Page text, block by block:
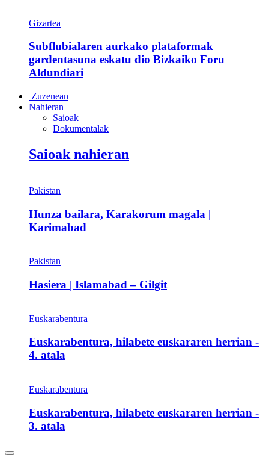
Gizartea
Subflubialaren aurkako plataformak
gardentasuna eskatu dio Bizkaiko Foru
Aldundiari
Zuzenean
Nahieran
Saioak
Dokumentalak
Saioak nahieran
Pakistan
Hunza bailara, Karakorum magala |
Karimabad
Pakistan
Hasiera | Islamabad – Gilgit
Euskarabentura
Euskarabentura, hilabete euskararen herrian -
4. atala
Euskarabentura
Euskarabentura, hilabete euskararen herrian -
3. atala